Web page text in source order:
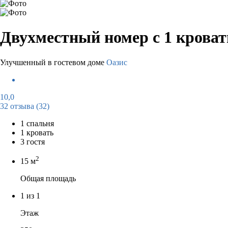
Двухместный номер с 1
Улучшенный в гостевом доме Оазис
10,0
32 отзыва (32)
1 спальня
1 кровать
3 гостя
15 м2
Общая площадь
1 из 1
Этаж